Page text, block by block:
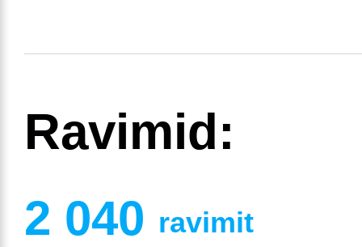
Ravimid:
2 040 ravimit